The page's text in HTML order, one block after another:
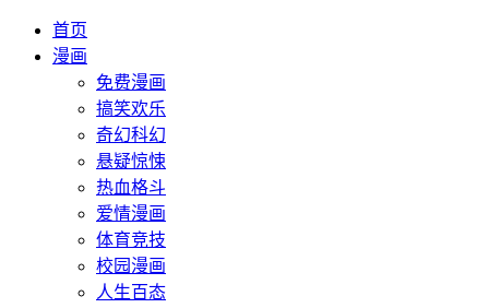
首页
漫画
免费漫画
搞笑欢乐
奇幻科幻
悬疑惊悚
热血格斗
爱情漫画
体育竞技
校园漫画
人生百态